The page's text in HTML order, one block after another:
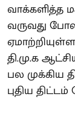
வாக்களித்த
வருவது போல
தி.மு.க
பல முக்கிய
புதிய